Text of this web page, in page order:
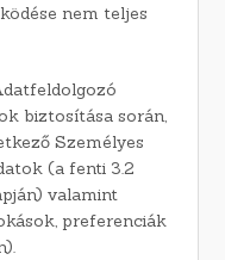
nem teljes
biztosítása során,
Személyes
(a fenti 3.2
valamint
preferenciák